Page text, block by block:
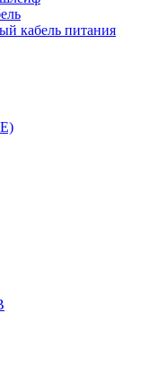
кабель питания